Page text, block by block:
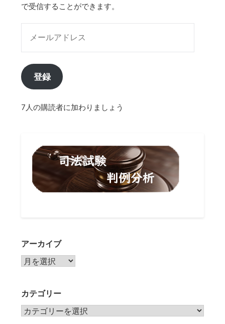
で受信することができます。
登録
7人の購読者に加わりましょう
アーカイブ
アーカイブ
カテゴリー
カテゴリー